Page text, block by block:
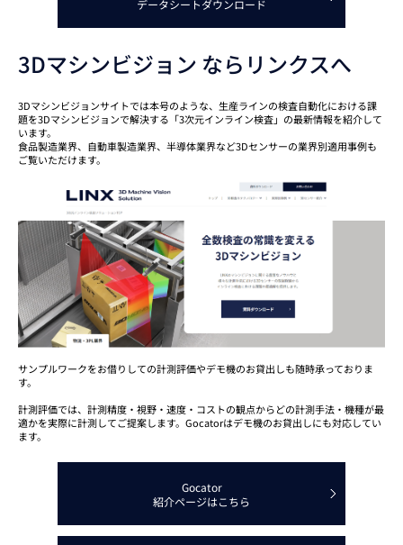
データシートダウンロード
3Dマシンビジョン ならリンクスへ
3Dマシンビジョンサイトでは本号のような、生産ラインの検査自動化における課
題を3Dマシンビジョンで解決する「3次元インライン検査」の最新情報を紹介して
います。
食品製造業界、自動車製造業界、半導体業界など3Dセンサーの業界別適用事例も
ご覧いただけます。
サンプルワークをお借りしての計測評価やデモ機のお貸出しも随時承っておりま
す。
計測評価では、計測精度・視野・速度・コストの観点からどの計測手法・機種が最
適かを実際に計測してご提案します。Gocatorはデモ機のお貸出しにも対応してい
ます。
Gocator
紹介ページはこちら